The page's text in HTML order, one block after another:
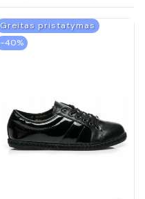
Greitas pristatymas
−40%